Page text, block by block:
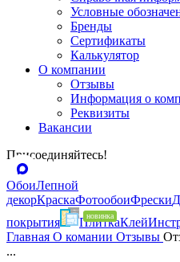
Условные
Бренды
Сертификаты
Калькулятор
О компании
Отзывы
Информация о
Реквизиты
Вакансии
Присоединяйтесь!
ОбоиЛепной
декорКраскаФотообоиФрески
покрытия
ПлиткаКлей
Главная О комании Отзывы
...